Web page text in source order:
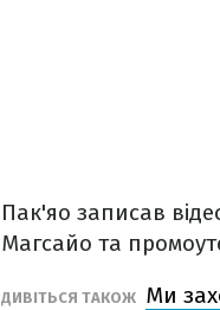
Пак'яо записав
Магсайо та
ДИВІТЬСЯ ТАКОЖ Ми